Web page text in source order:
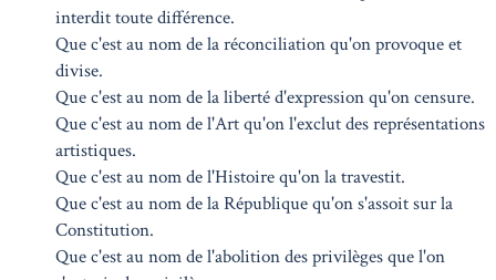
interdit toute différence.
Que c'est au nom de la réconciliation qu'on provoque et
divise.
Que c'est au nom de la liberté d'expression qu'on censure.
Que c'est au nom de l'Art qu'on l'exclut des représentations
artistiques.
Que c'est au nom de l'Histoire qu'on la travestit.
Que c'est au nom de la République qu'on s'assoit sur la
Constitution.
Que c'est au nom de l'abolition des privilèges que l'on